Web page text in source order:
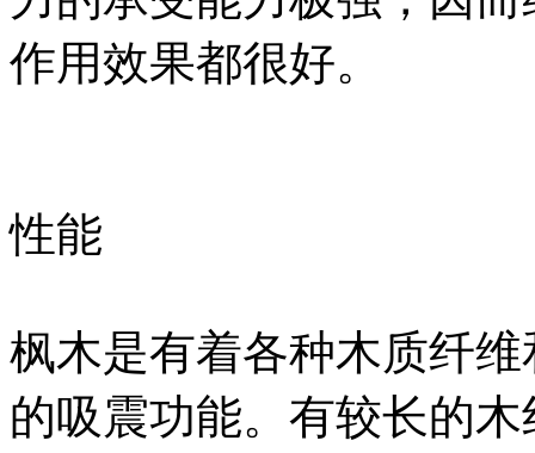
作用效果都很好。
性能
枫木是有着各种木质纤
的吸震功能。有较长的